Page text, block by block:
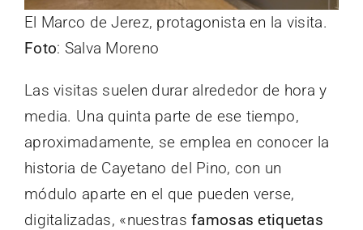
El Marco de Jerez, protagonista en la visita.
Foto: Salva Moreno
Las visitas suelen durar alrededor de hora y
media. Una quinta parte de ese tiempo,
aproximadamente, se emplea en conocer la
historia de Cayetano del Pino, con un
módulo aparte en el que pueden verse,
digitalizadas, «nuestrasfamosas etiquetas